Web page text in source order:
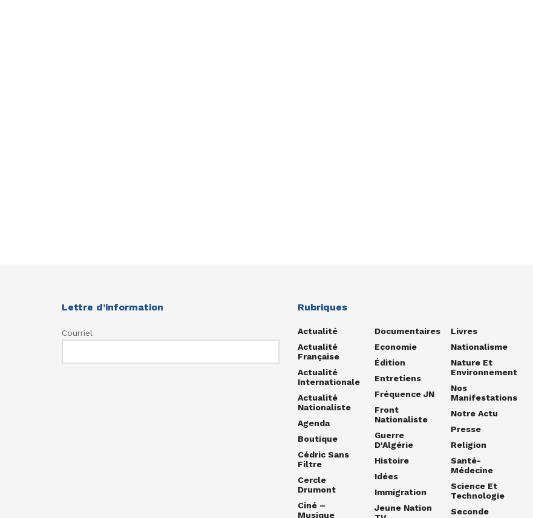
Lettre d’information
Courriel
Rubriques
Actualité
Actualité
Française
Actualité
Internationale
Actualité
Nationaliste
Agenda
Boutique
Cédric Sans
Filtre
Cercle
Drumont
Ciné –
Musique
Documentaires
Economie
Édition
Entretiens
Fréquence JN
Front
Nationaliste
Guerre
D'Algérie
Histoire
Idées
Immigration
Jeune Nation
Livres
Nationalisme
Nature Et
Environnement
Nos
Manifestations
Notre Actu
Presse
Religion
Santé-
Médecine
Science Et
Technologie
Seconde